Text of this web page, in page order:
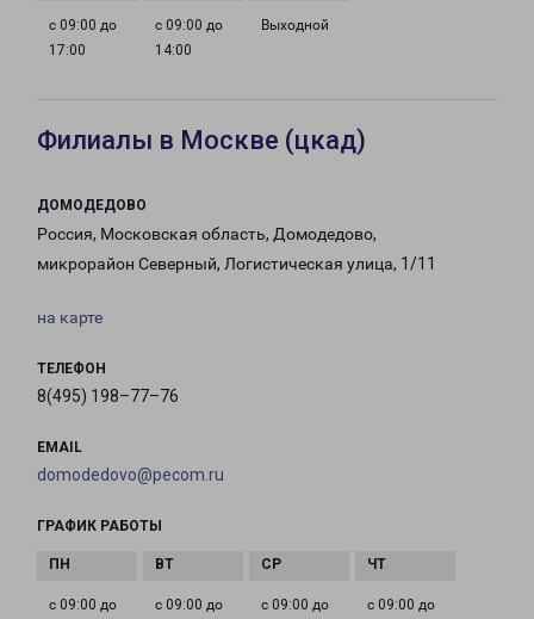
с 09:00 до
17:00
с 09:00 до
14:00
Выходной
Филиалы в Москве (цкад)
ДОМОДЕДОВО
Россия, Московская область, Домодедово,
микрорайон Северный, Логистическая улица, 1/11
на карте
ТЕЛЕФОН
8(495) 198–77–76
EMAIL
domodedovo@pecom.ru
ГРАФИК РАБОТЫ
с 09:00 до с 09:00 до с 09:00 до с 09:00 до